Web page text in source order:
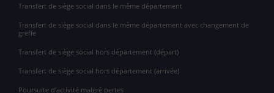
Transfert de siège social dans le même département
Transfert de siège social dans le même département avec changement de
greffe
Transfert de siège social hors département (départ)
Transfert de siège social hors département (arrivée)
Poursuite d'activité malgré pertes